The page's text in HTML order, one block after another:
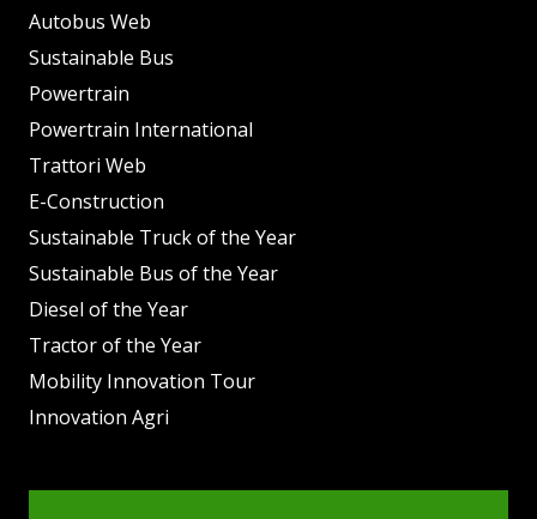
Autobus Web
Sustainable Bus
Powertrain
Powertrain International
Trattori Web
E-Construction
Sustainable Truck of the Year
Sustainable Bus of the Year
Diesel of the Year
Tractor of the Year
Mobility Innovation Tour
Innovation Agri